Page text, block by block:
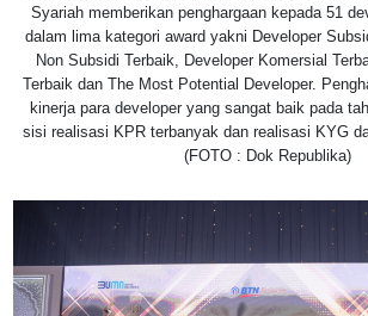
Syariah memberikan penghargaan kepada 51
dalam lima kategori award yakni Developer
Non Subsidi Terbaik, Developer Komersial
Terbaik dan The Most Potential Developer.
kinerja para developer yang sangat baik pada
sisi realisasi KPR terbanyak dan realisasi KYG
(FOTO : Dok Republika)